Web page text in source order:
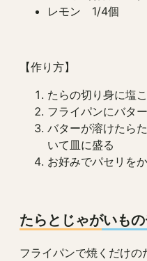
レモン 1/4個
【作り方】
たらの切り身に塩
フライパンにバタ
バターが溶けたら
いて皿に盛る
お好みでパセリを
たらとじゃがいも
フライパンで焼くだけ